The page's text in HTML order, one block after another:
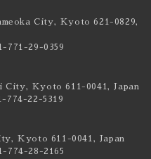
City, Kyoto 621-0829,
771-29-0359
City, Kyoto 611-0041, Japan
774-22-5319
Kyoto 611-0041, Japan
774-28-2165